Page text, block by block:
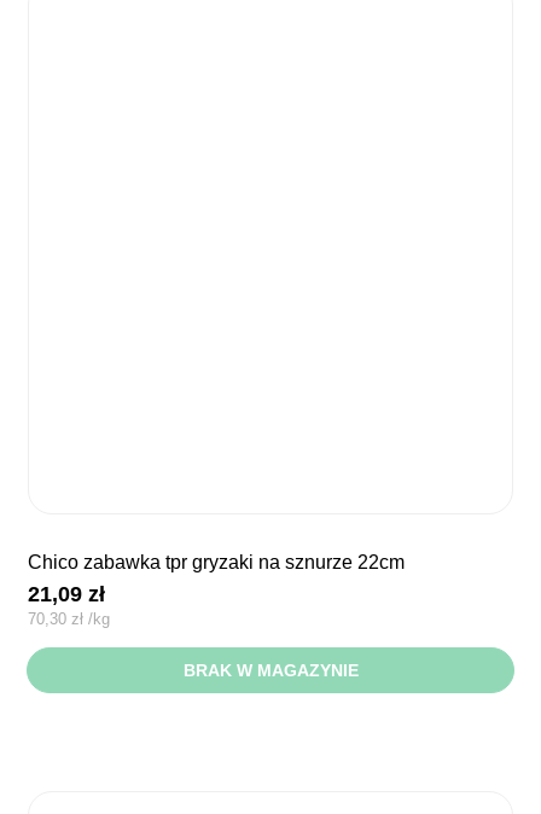
chico zabawka tpr gryzaki na sznurze 22cm
21,09zł
70,30 zł /kg
BRAK W MAGAZYNIE